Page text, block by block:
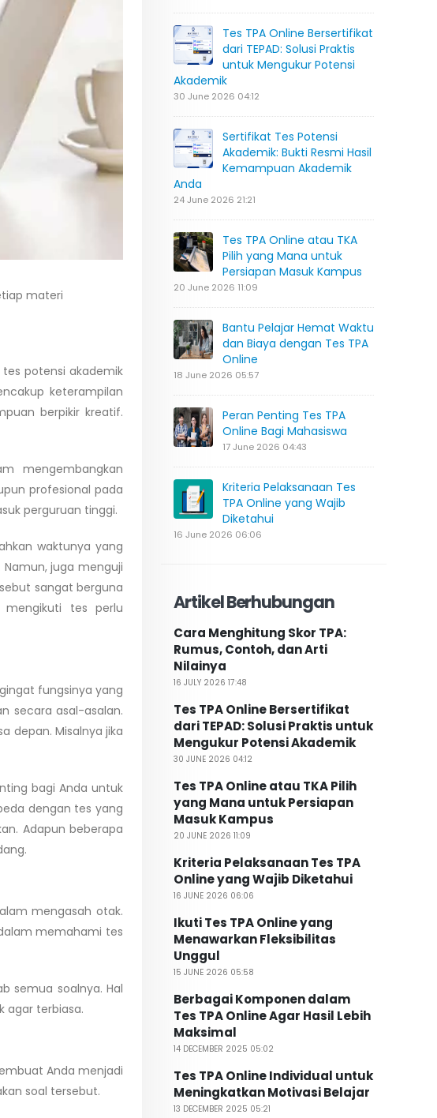
materi
potensi akademik
keterampilan
berpikir kreatif.
mengembangkan
profesional pada
perguruan tinggi.
waktunya yang
juga menguji
sangat berguna
mengikuti tes perlu
fungsinya yang
secara asal-asalan.
depan. Misalnya jika
bagi Anda untuk
dengan tes yang
Adapun beberapa
mengasah otak.
memahami tes
semua soalnya. Hal
agar terbiasa.
Anda menjadi
soal tersebut.
Tes TPA Online Bersertifikat
dari TEPAD: Solusi Praktis
untuk Mengukur Potensi
Akademik
30 June 2026 04:12
Sertifikat Tes Potensi
Akademik: Bukti Resmi Hasil
Kemampuan Akademik
Anda
24 June 2026 21:21
Tes TPA Online atau TKA
Pilih yang Mana untuk
Persiapan Masuk Kampus
20 June 2026 11:09
Bantu Pelajar Hemat Waktu
dan Biaya dengan Tes TPA
Online
18 June 2026 05:57
Peran Penting Tes TPA
Online Bagi Mahasiswa
17 June 2026 04:43
Kriteria Pelaksanaan Tes
TPA Online yang Wajib
Diketahui
16 June 2026 06:06
Artikel Berhubungan
Cara Menghitung Skor TPA:
Rumus, Contoh, dan Arti
Nilainya
16 JULY 2026 17:48
Tes TPA Online Bersertifikat
dari TEPAD: Solusi Praktis untuk
Mengukur Potensi Akademik
30 JUNE 2026 04:12
Tes TPA Online atau TKA Pilih
yang Mana untuk Persiapan
Masuk Kampus
20 JUNE 2026 11:09
Kriteria Pelaksanaan Tes TPA
Online yang Wajib Diketahui
16 JUNE 2026 06:06
Ikuti Tes TPA Online yang
Menawarkan Fleksibilitas
Unggul
15 JUNE 2026 05:58
Berbagai Komponen dalam
Tes TPA Online Agar Hasil Lebih
Maksimal
14 DECEMBER 2025 05:02
Tes TPA Online Individual untuk
Meningkatkan Motivasi Belajar
13 DECEMBER 2025 05:21